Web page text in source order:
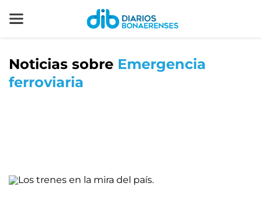
Noticias sobre Emergencia
ferroviaria